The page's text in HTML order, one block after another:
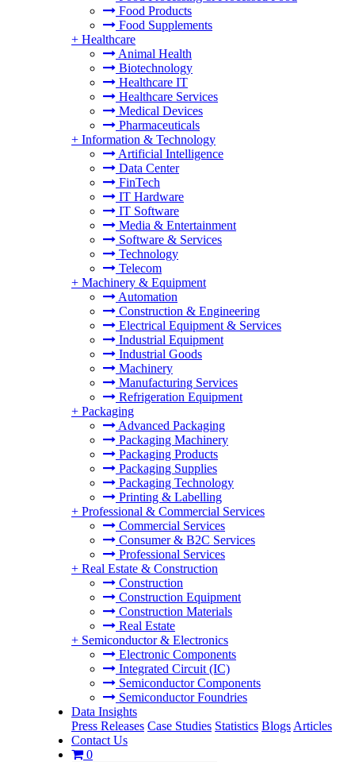
Food Products
Food Supplements
+ Healthcare
Animal Health
Biotechnology
Healthcare IT
Healthcare Services
Medical Devices
Pharmaceuticals
+ Information & Technology
Artificial Intelligence
Data Center
FinTech
IT Hardware
IT Software
Media & Entertainment
Software & Services
Technology
Telecom
+ Machinery & Equipment
Automation
Construction & Engineering
Electrical Equipment & Services
Industrial Equipment
Industrial Goods
Machinery
Manufacturing Services
Refrigeration Equipment
+ Packaging
Advanced Packaging
Packaging Machinery
Packaging Products
Packaging Supplies
Packaging Technology
Printing & Labelling
+ Professional & Commercial Services
Commercial Services
Consumer & B2C Services
Professional Services
+ Real Estate & Construction
Construction
Construction Equipment
Construction Materials
Real Estate
+ Semiconductor & Electronics
Electronic Components
Integrated Circuit (IC)
Semiconductor Components
Semiconductor Foundries
Data Insights
Press Releases Case Studies Statistics Blogs Articles
Contact Us
0